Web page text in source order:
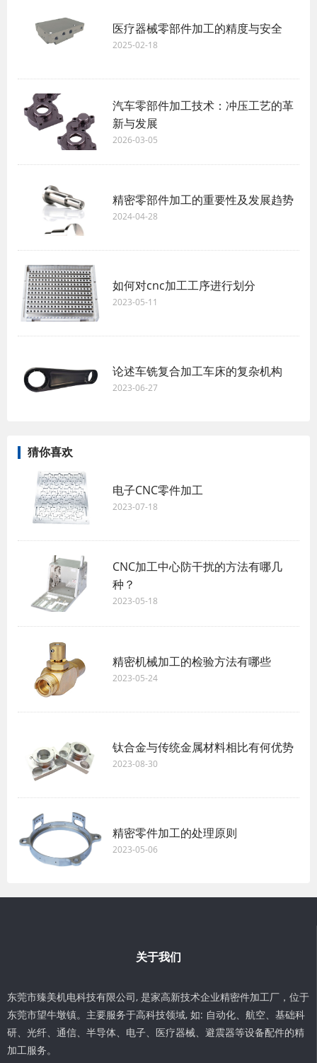
医疗器械零部件加工的精度与安全
2025-02-18
汽车零部件加工技术：冲压工艺的革
新与发展
2026-03-05
精密零部件加工的重要性及发展趋势
2024-04-28
如何对cnc加工工序进行划分
2023-05-11
论述车铣复合加工车床的复杂机构
2023-06-27
猜你喜欢
电子CNC零件加工
2023-07-18
CNC加工中心防干扰的方法有哪几
种？
2023-05-18
精密机械加工的检验方法有哪些
2023-05-24
钛合金与传统金属材料相比有何优势
2023-08-30
精密零件加工的处理原则
2023-05-06
关于我们
东莞市臻美机电科技有限公司, 是家高新技术企业精密件加工厂，位于
东莞市望牛墩镇。主要服务于高科技领域, 如: 自动化、航空、基础科
研、光纤、通信、半导体、电子、医疗器械、避震器等设备配件的精
加工服务。